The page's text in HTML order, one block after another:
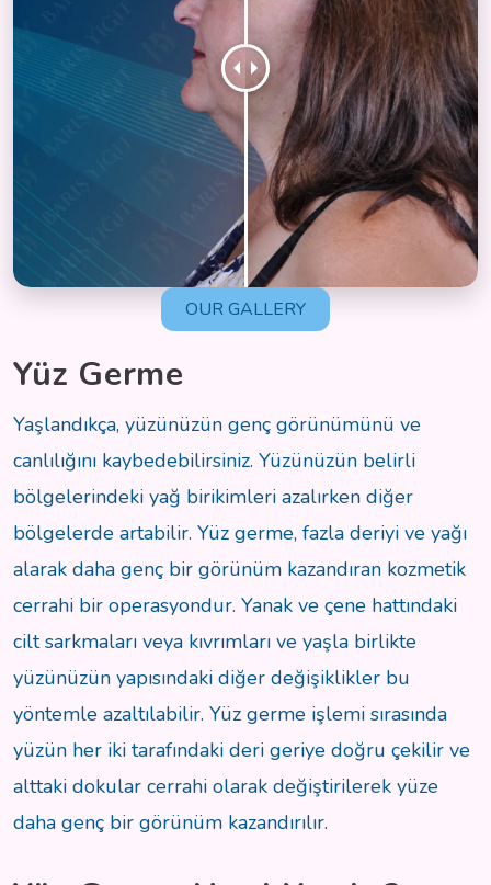
OUR GALLERY
Yüz Germe
Yaşlandıkça, yüzünüzün genç görünümünü ve
canlılığını kaybedebilirsiniz. Yüzünüzün belirli
bölgelerindeki yağ birikimleri azalırken diğer
bölgelerde artabilir. Yüz germe, fazla deriyi ve yağı
alarak daha genç bir görünüm kazandıran kozmetik
cerrahi bir operasyondur. Yanak ve çene hattındaki
cilt sarkmaları veya kıvrımları ve yaşla birlikte
yüzünüzün yapısındaki diğer değişiklikler bu
yöntemle azaltılabilir. Yüz germe işlemi sırasında
yüzün her iki tarafındaki deri geriye doğru çekilir ve
alttaki dokular cerrahi olarak değiştirilerek yüze
daha genç bir görünüm kazandırılır.